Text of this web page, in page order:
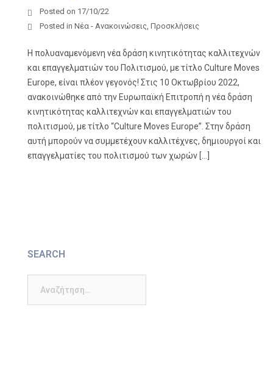
Posted on 17/10/22
Posted in Νέα - Ανακοινώσεις, Προσκλήσεις
Η πολυαναμενόμενη νέα δράση κινητικότητας καλλιτεχνών
και επαγγελματιών του Πολιτισμού, με τίτλο Culture Moves
Europe, είναι πλέον γεγονός! Στις 10 Οκτωβρίου 2022,
ανακοινώθηκε από την Ευρωπαϊκή Επιτροπή η νέα δράση
κινητικότητας καλλιτεχνών και επαγγελματιών του
πολιτισμού, με τίτλο “Culture Moves Europe”. Στην δράση
αυτή μπορούν να συμμετέχουν καλλιτέχνες, δημιουργοί και
επαγγελματίες του πολιτισμού των χωρών […]
SEARCH